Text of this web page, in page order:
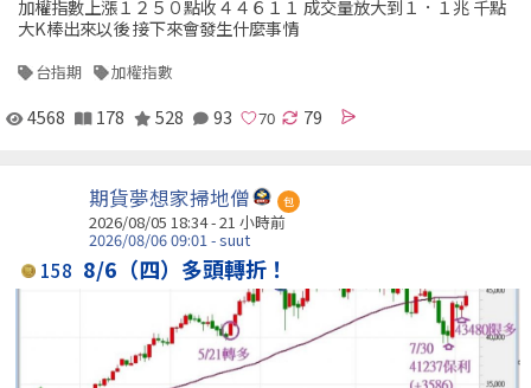
加權指數上漲１２５０點收４４６１１ 成交量放大到１．１兆 千點
大K棒出來以後 接下來會發生什麼事情
台指期 加權指數
4568 178 528 93 79
期貨夢想家掃地僧 包
2026/08/05 18:34 -21 小時前
2026/08/06 09:01 - suut
158 8/6（四）多頭轉折！